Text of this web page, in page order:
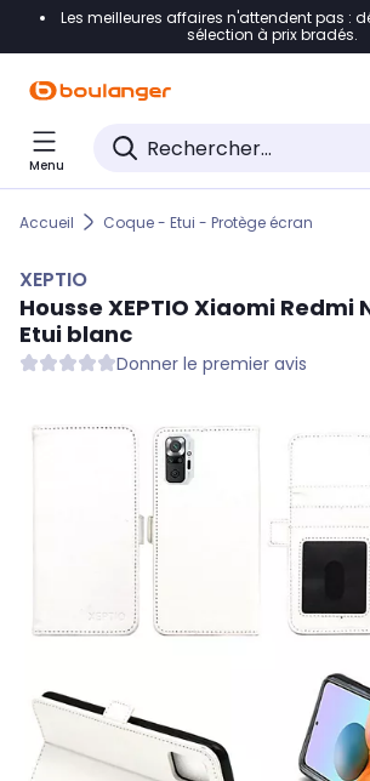
Accéder directement à la navigation
Accéder directement au pied de page
Accéder directement au chatbot
Les meilleures affaires n'attendent pas :
sélection à prix bradés.
Menu
Accueil Coque - Etui - Protège écran
XEPTIO
Housse XEPTIO Xiaomi Redmi
Etui blanc
Donner le premier avis